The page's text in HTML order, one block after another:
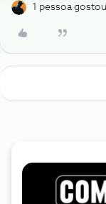
1 pessoa gostou